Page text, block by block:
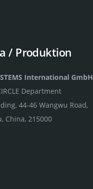
/ Produktion
International GmbH
Department
44-46 Wangwu Road,
China, 215000